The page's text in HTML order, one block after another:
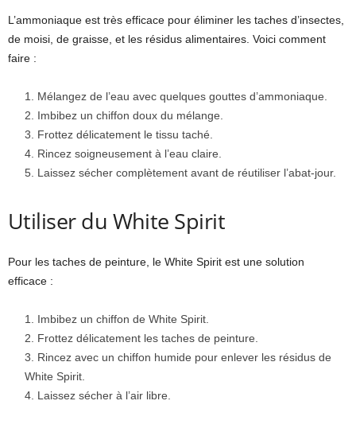
L’ammoniaque est très efficace pour éliminer les taches d’insectes,
de moisi, de graisse, et les résidus alimentaires. Voici comment
faire :
Mélangez de l’eau avec quelques gouttes d’ammoniaque.
Imbibez un chiffon doux du mélange.
Frottez délicatement le tissu taché.
Rincez soigneusement à l’eau claire.
Laissez sécher complètement avant de réutiliser l’abat-jour.
Utiliser du White Spirit
Pour les taches de peinture, le White Spirit est une solution
efficace :
Imbibez un chiffon de White Spirit.
Frottez délicatement les taches de peinture.
Rincez avec un chiffon humide pour enlever les résidus de
White Spirit.
Laissez sécher à l’air libre.